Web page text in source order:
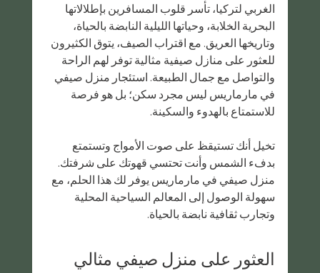
الغربي لتركيا، تأسر قلوب المسافرين بإطلالاتها
البحرية الخلابة، وحياتها الليلية النابضة بالحياة،
وتاريخها العريق. مع اقتراب الصيف، يتوق الكثيرون
للعثور على منازل صيفية مثالية توفر لهم الراحة
والتواصل مع جمال الطبيعة. استئجار منزل صيفي
في مارماريس ليس مجرد سكن؛ بل هو فرصة
للاستمتاع بالهدوء والسكينة.
تخيل أنك تستيقظ على صوت الأمواج وتستمتع
بدفء الشمس وأنت تحتسي قهوتك على شرفتك.
منزل صيفي في مارماريس يوفر لك هذا الحلم، مع
سهولة الوصول إلى المعالم السياحية المحلية
وتجارب ثقافية نابضة بالحياة.
العثور على منزل صيفي مثالي